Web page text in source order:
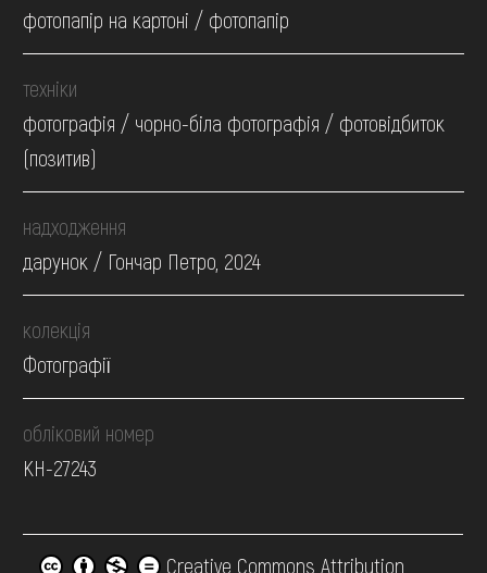
фотопапір на картоні / фотопапір
техніки
фотографія / чорно-біла фотографія / фотовідбиток
(позитив)
надходження
дарунок / Гончар Петро, 2024
колекція
Фотографії
обліковий номер
КН-27243
Creative Commons Attribution